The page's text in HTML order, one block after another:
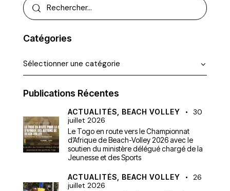
Catégories
Publications Récentes
ACTUALITÉS, BEACH VOLLEY
30
juillet 2026
Le Togo en route vers le Championnat
d’Afrique de Beach-Volley 2026 avec le
soutien du ministère délégué chargé de la
Jeunesse et des Sports
ACTUALITÉS, BEACH VOLLEY
26
juillet 2026